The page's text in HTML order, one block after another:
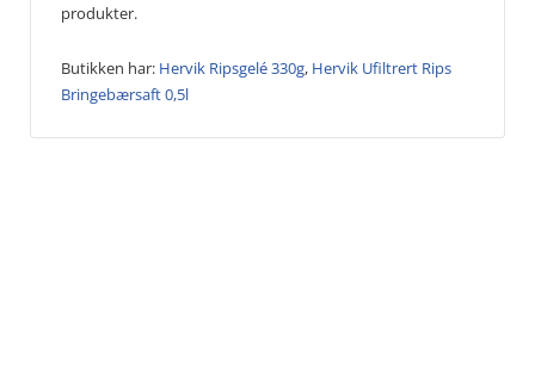
produkter.
Butikken har: Hervik Ripsgelé 330g, Hervik Ufiltrert Rips
Bringebærsaft 0,5l